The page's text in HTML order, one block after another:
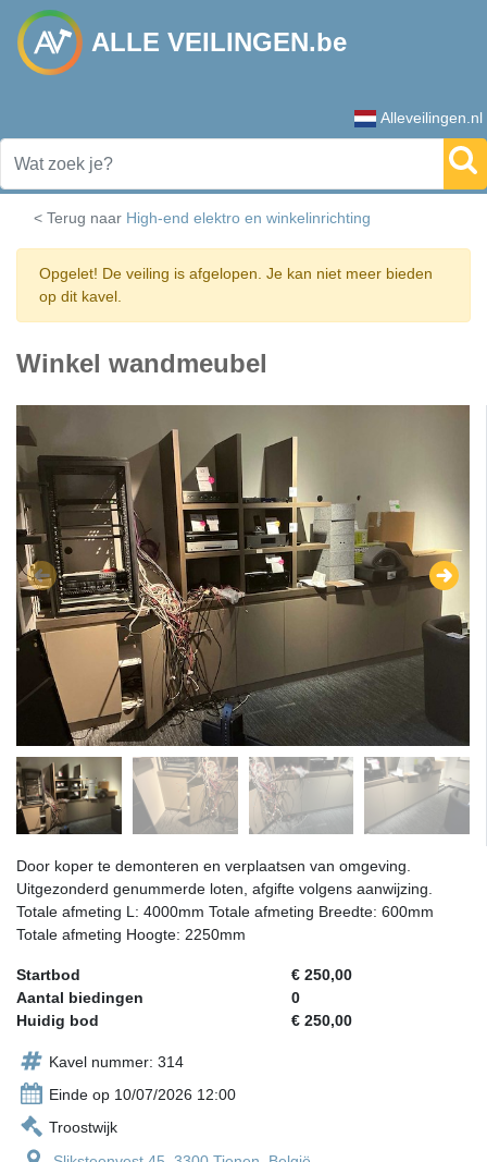
ALLE VEILINGEN.be
Alleveilingen.nl
< Terug naar High-end elektro en winkelinrichting
Opgelet! De veiling is afgelopen. Je kan niet meer bieden
op dit kavel.
Winkel wandmeubel
Door koper te demonteren en verplaatsen van omgeving.
Uitgezonderd genummerde loten, afgifte volgens aanwijzing.
Totale afmeting L: 4000mm Totale afmeting Breedte: 600mm
Totale afmeting Hoogte: 2250mm
Startbod
€ 250,00
Aantal biedingen
0
Huidig bod
€ 250,00
Kavel nummer: 314
Einde op 10/07/2026 12:00
Troostwijk